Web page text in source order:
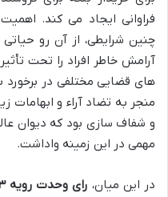
فراوانی ایجاد می کند.
چنین شرایطی، از آن رو
آرامش خاطر افراد را تحت
های قضایی مختلفی در برخورد
منجر به تضاد آراء و ابهامات
و شفاف سازی بود که دیوان
مهمی در این زمینه واداشت.
در این میان، رای وحدت رویه ۷۳۳